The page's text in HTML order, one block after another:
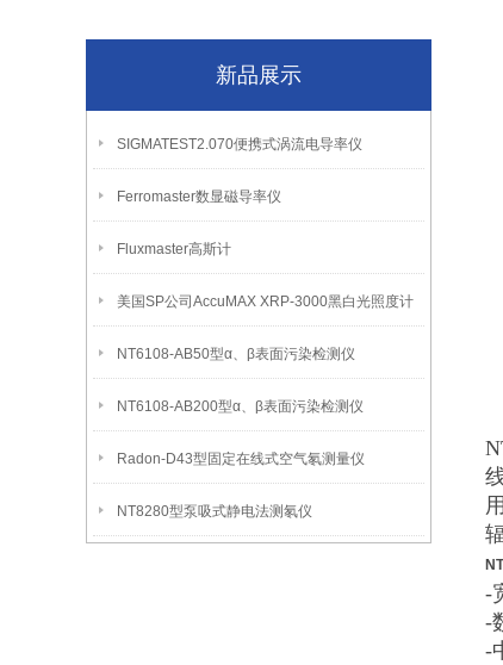
新品展示
SIGMATEST2.070便携式涡流电导率仪
Ferromaster数显磁导率仪
Fluxmaster高斯计
美国SP公司AccuMAX XRP-3000黑白光照度计
NT6108-AB50型α、β表面污染检测仪
NT6108-AB200型α、β表面污染检测仪
Radon-D43型固定在线式空气氡测量仪
NT8280型泵吸式静电法测氡仪
-
-
-